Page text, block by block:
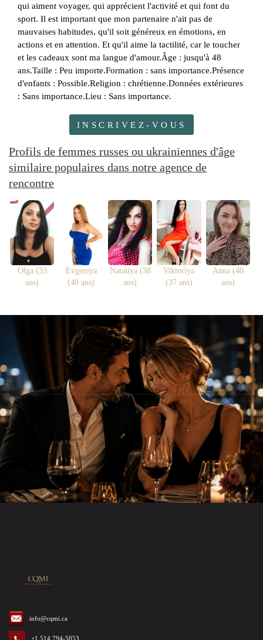
qui aiment voyager, qui apprécient l'activité et qui font du
sport. Il est important que mon partenaire n'ait pas de
mauvaises habitudes, qu'il soit généreux en émotions, en
actions et en attention. Et qu'il aime la tactilité, car le toucher
et les cadeaux sont ma langue d'amour.Âge : jusqu'à 48
ans.Taille : Peu importe.Formation : sans importance.Présence
d'enfants : Possible.Religion : chrétienne.Données extérieures
: Sans importance.Lieu : Sans importance.
INSCRIVEZ-VOUS
Profils de femmes russes ou ukrainiennes d'âge
similaire populaires dans notre agence de
rencontre
Olga (33
ans)
Evgeniya
(40 ans)
Nataliya (38
ans)
Viktoriya
(37 ans)
Anna (40
ans)
info@cqmi.ca
+1 514 794-5053